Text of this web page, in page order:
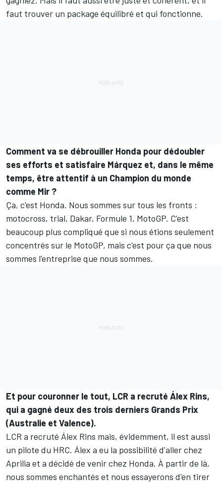
faut trouver un package équilibré et qui fonctionne.
Comment va se débrouiller Honda pour dédoubler
ses efforts et satisfaire Márquez et, dans le même
temps, être attentif à un Champion du monde
comme Mir ?
Ça, c'est Honda. Nous sommes sur tous les fronts :
motocross, trial, Dakar, Formule 1, MotoGP. C'est
beaucoup plus compliqué que si nous étions seulement
concentrés sur le MotoGP, mais c'est pour ça que nous
sommes l'entreprise que nous sommes.
Et pour couronner le tout, LCR a recruté Álex Rins,
qui a gagné deux des trois derniers Grands Prix
(Australie et Valence).
LCR a recruté Álex Rins mais, évidemment, il est aussi
un pilote du HRC. Álex a eu la possibilité d'aller chez
Aprilia et a décidé de venir chez Honda. À partir de là,
nous sommes enchantés et nous essayerons d'en tirer